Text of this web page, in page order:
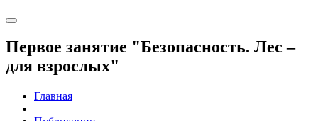
Первое занятие "Безопасность. Лес –
для взрослых"
Главная